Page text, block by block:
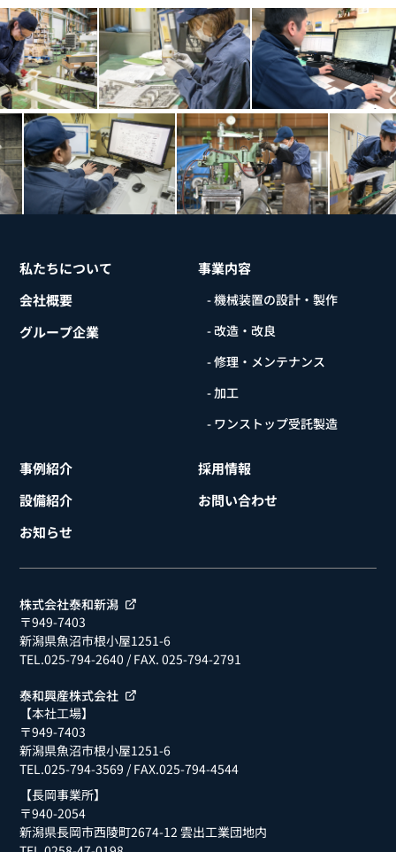
私たちについて
会社概要
グループ企業
事業内容
- 機械装置の設計・製作
- 改造・改良
- 修理・メンテナンス
- 加工
- ワンストップ受託製造
事例紹介
設備紹介
お知らせ
採用情報
お問い合わせ
株式会社泰和新潟
〒949-7403
新潟県魚沼市根小屋1251-6
TEL.025-794-2640 / FAX. 025-794-2791
泰和興産株式会社
【本社工場】
〒949-7403
新潟県魚沼市根小屋1251-6
TEL.025-794-3569 / FAX.025-794-4544
【長岡事業所】
〒940-2054
新潟県長岡市西陵町2674-12 雲出工業団地内